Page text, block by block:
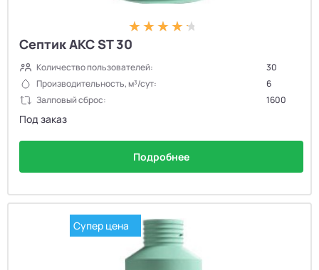
Септик АКС ST 30
Количество пользователей:
30
Производительность, м³/сут:
6
Залповый сброс:
1600
Под заказ
Подробнее
Супер цена